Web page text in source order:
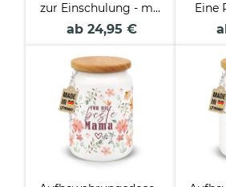
zur Einschulung - mit
Name graviert -
1100 ml
ab 24,95 €
Eine